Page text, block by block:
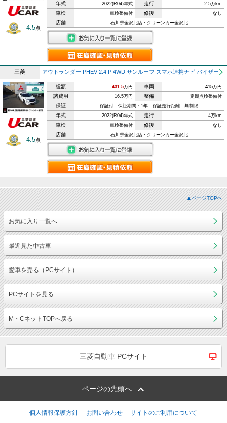
4.5点
年式 2022(R04)年式 走行 2.5万km
車検 車検整備付 修復 なし
店舗 石川県金沢北店・クリーンカー金沢北
三菱 アウトランダー PHEV 2.4 P 4WD サンルーフ スマホ連携ナビ バイザー
4.5点
総額 431.5万円 車両 415万円
諸費用 16.5万円 整備 定期点検整備付
保証 保証付｜保証期間：1年｜保証走行距離：無制限
年式 2022(R04)年式 走行 4万km
車検 車検整備付 修復 なし
店舗 石川県金沢北店・クリーンカー金沢北
▲ページTOPへ
お気に入り一覧へ
最近見た中古車
愛車を売る（PCサイト）
PCサイトを見る
M・CネットTOPへ戻る
三菱自動車 PCサイト
ページの先頭へ
個人情報保護方針 お問い合わせ サイトのご利用について